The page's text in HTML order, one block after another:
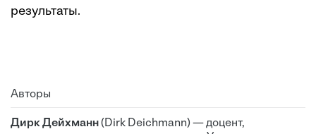
результаты.
Авторы
Дирк Дейхманн(Dirk Deichmann) — доцент,